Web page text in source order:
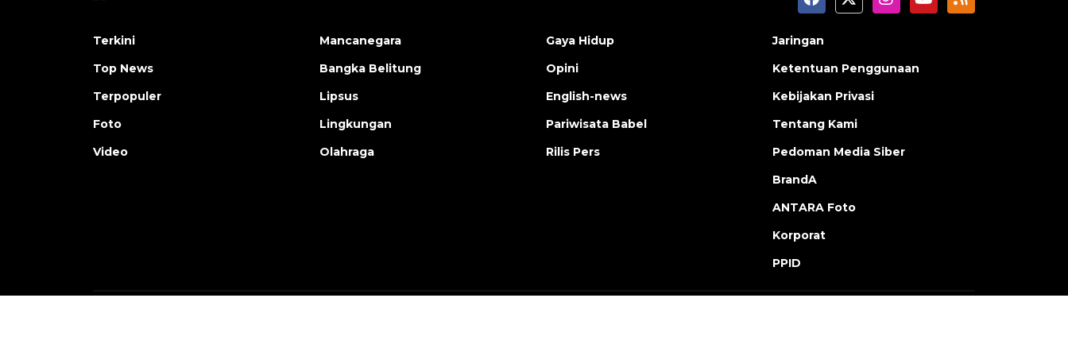
Terkini
Top News
Terpopuler
Foto
Video
Mancanegara
Bangka Belitung
Lipsus
Lingkungan
Olahraga
Gaya Hidup
Opini
English-news
Pariwisata Babel
Rilis Pers
Jaringan
Ketentuan Penggunaan
Kebijakan Privasi
Tentang Kami
Pedoman Media Siber
BrandA
ANTARA Foto
Korporat
PPID